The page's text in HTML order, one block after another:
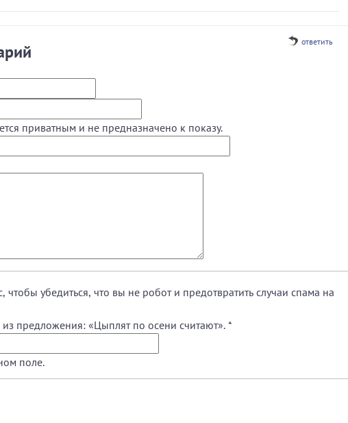
ответить
приватным и не предназначено к показу.
убедиться, что вы не робот и предотвратить случаи спама на
предложения: «Цыплят по осени считают». *
поле.